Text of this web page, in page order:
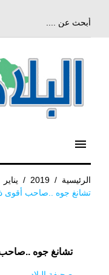
menu
الرئيسية /
2019
/ يناير
تشانغ جوه ..صاحب أقوى
تشانغ جوه ..صاحب